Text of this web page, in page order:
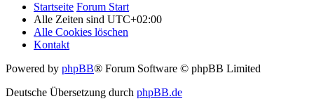
Startseite Forum Start
Alle Zeiten sind UTC+02:00
Alle Cookies löschen
Kontakt
Powered by phpBB® Forum Software © phpBB Limited
Deutsche Übersetzung durch phpBB.de